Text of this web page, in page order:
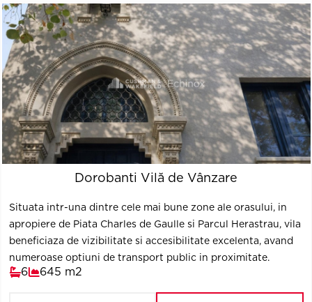
Dorobanti Vilă de Vânzare
Situata intr-una dintre cele mai bune zone ale orasului, in
apropiere de Piata Charles de Gaulle si Parcul Herastrau, vila
beneficiaza de vizibilitate si accesibilitate excelenta, avand
numeroase optiuni de transport public in proximitate.
6 645 m2